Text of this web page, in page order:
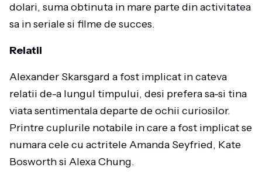
dolari, suma obtinuta in mare parte din activitatea
sa in seriale si filme de succes.
Relatii
Alexander Skarsgard a fost implicat in cateva
relatii de-a lungul timpului, desi prefera sa-si tina
viata sentimentala departe de ochii curiosilor.
Printre cuplurile notabile in care a fost implicat se
numara cele cu actritele Amanda Seyfried, Kate
Bosworth si Alexa Chung.